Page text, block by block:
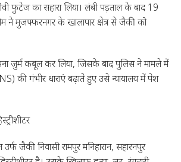
फुटेज का सहारा लिया। लंबी पड़ताल के बाद 19
ने मुजफ्फरनगर के खालापार क्षेत्र से जैकी को
जुर्म कबूल कर लिया, जिसके बाद पुलिस ने मामले में
की गंभीर धाराएं बढ़ाते हुए उसे न्यायालय में पेश
उर्फ जैकी निवासी रामपुर मनिहारान, सहारनपुर